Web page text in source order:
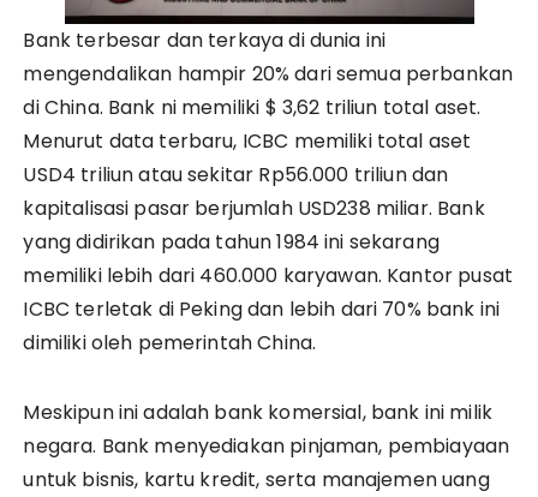
Bank terbesar dan terkaya di dunia ini
mengendalikan hampir 20% dari semua perbankan
di China. Bank ni memiliki $ 3,62 triliun total aset.
Menurut data terbaru, ICBC memiliki total aset
USD4 triliun atau sekitar Rp56.000 triliun dan
kapitalisasi pasar berjumlah USD238 miliar. Bank
yang didirikan pada tahun 1984 ini sekarang
memiliki lebih dari 460.000 karyawan. Kantor pusat
ICBC terletak di Peking dan lebih dari 70% bank ini
dimiliki oleh pemerintah China.
Meskipun ini adalah bank komersial, bank ini milik
negara. Bank menyediakan pinjaman, pembiayaan
untuk bisnis, kartu kredit, serta manajemen uang